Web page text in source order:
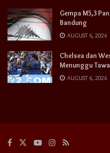
Gempa M5,3
Bandung
AUGUST 6, 2026
Chelsea dan
Menunggu
AUGUST 6, 2026